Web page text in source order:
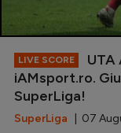
LIVE SCORE
UTA
iAMsport.ro.
SuperLiga!
SuperLiga | 07